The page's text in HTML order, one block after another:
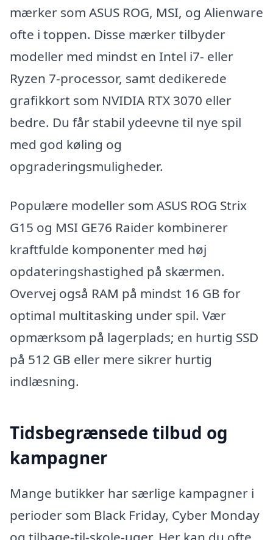
mærker som ASUS ROG, MSI, og Alienware
ofte i toppen. Disse mærker tilbyder
modeller med mindst en Intel i7- eller
Ryzen 7-processor, samt dedikerede
grafikkort som NVIDIA RTX 3070 eller
bedre. Du får stabil ydeevne til nye spil
med god køling og
opgraderingsmuligheder.
Populære modeller som ASUS ROG Strix
G15 og MSI GE76 Raider kombinerer
kraftfulde komponenter med høj
opdateringshastighed på skærmen.
Overvej også RAM på mindst 16 GB for
optimal multitasking under spil. Vær
opmærksom på lagerplads; en hurtig SSD
på 512 GB eller mere sikrer hurtig
indlæsning.
Tidsbegrænsede tilbud og
kampagner
Mange butikker har særlige kampagner i
perioder som Black Friday, Cyber Monday